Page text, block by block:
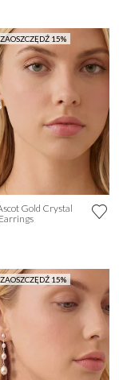
15%
Gold Crystal
15%